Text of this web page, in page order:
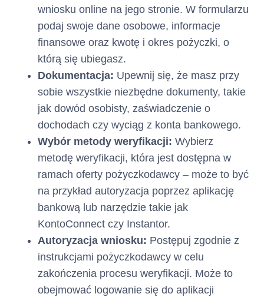
wykorzystanego w
poprzednich Okresach
Rozliczeniowych,
wskazana w Taryfie
Kredytowego
bieżącym Okresie
Rozliczeniowym,
wygaśnięciu Umowy Minimalna
Kwota do Zapłaty stanowi
kwotę Zadłużenia.
Klient może dokonać
wcześniejszej spłaty
lub części kwoty
Kredytowego jeszcze przed
upływem Dnia Spłaty.
Spłata jest zaliczana przez
Kredytodawcę na Zadłużenie w
wniosku online na jego stronie. W formularzu
podaj swoje dane osobowe, informacje
finansowe oraz kwotę i okres pożyczki, o
którą się ubiegasz.
Dokumentacja: Upewnij się, że masz przy
sobie wszystkie niezbędne dokumenty, takie
jak dowód osobisty, zaświadczenie o
dochodach czy wyciąg z konta bankowego.
Wybór metody weryfikacji: Wybierz
metodę weryfikacji, która jest dostępna w
ramach oferty pożyczkodawcy – może to być
na przykład autoryzacja poprzez aplikację
bankową lub narzędzie takie jak
KontoConnect czy Instantor.
Autoryzacja wniosku: Postępuj zgodnie z
instrukcjami pożyczkodawcy w celu
zakończenia procesu weryfikacji. Może to
obejmować logowanie się do aplikacji